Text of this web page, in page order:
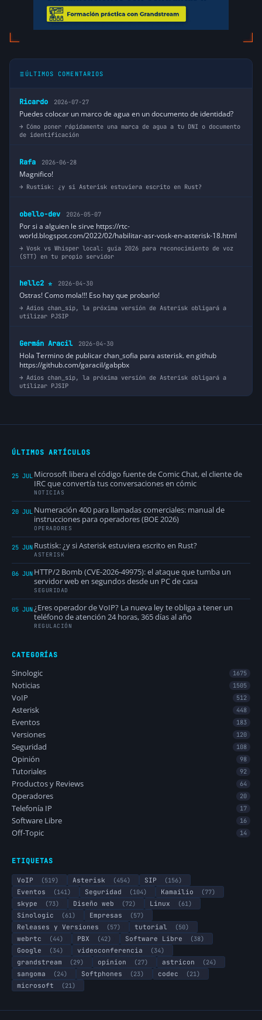
ÚLTIMOS COMENTARIOS
Ricardo 2026-07-27
Puedes colocar un marco de agua en un documento de identidad?
Cómo poner rápidamente una marca de agua a tu DNI o documento
de identificación
Rafa 2026-06-28
Magnifico!
Rustisk: ¿y si Asterisk estuviera escrito en Rust?
obello-dev 2026-05-07
Por si a alguien le sirve https://rtc-
world.blogspot.com/2022/02/habilitar-asr-vosk-en-asterisk-18.html
Vosk vs Whisper local: guía 2026 para reconocimiento de voz
(STT) en tu propio servidor
hellc2 ⭐ 2026-04-30
Ostras! Como mola!!! Eso hay que probarlo!
Adios chan_sip, la próxima versión de Asterisk obligará a
utilizar PJSIP
Germán Aracil 2026-04-30
Hola Termino de publicar chan_sofia para asterisk. en github
https://github.com/garacil/gabpbx
Adios chan_sip, la próxima versión de Asterisk obligará a
utilizar PJSIP
ÚLTIMOS ARTÍCULOS
25 JUL Microsoft libera el código fuente de Comic Chat, el cliente de
IRC que convertía tus conversaciones en cómic
NOTICIAS
20 JUL Numeración 400 para llamadas comerciales: manual de
instrucciones para operadores (BOE 2026)
OPERADORES
25 JUN Rustisk: ¿y si Asterisk estuviera escrito en Rust?
ASTERISK
06 JUN HTTP/2 Bomb (CVE-2026-49975): el ataque que tumba un
servidor web en segundos desde un PC de casa
SEGURIDAD
05 JUN¿Eres operador de VoIP? La nueva ley te obliga a tener un
teléfono de atención 24 horas, 365 días al año
REGULACIÓN
CATEGORÍAS
Sinologic 1675
Noticias 1505
VoIP 512
Asterisk 448
Eventos 183
Versiones 120
Seguridad 108
Opinión 98
Tutoriales 92
Productos y Reviews 64
Operadores 20
Telefonía IP 17
Software Libre 16
Off-Topic 14
ETIQUETAS
VoIP (519) Asterisk (454) SIP
(156)
Eventos
(141) Seguridad (104) Kamailio
(77)
skype
(73) Diseño web (72) Linux
(61)
Sinologic
(61) Empresas
(57)
Releases y Versiones
(57) tutorial
(50)
webrtc
(44) PBX (42) Software Libre
(38)
Google
(34) videoconferencia
(34)
grandstream
(29) opinion (27) astricon
(24)
sangoma
(24) Softphones (23) codec
(21)
microsoft
(21)